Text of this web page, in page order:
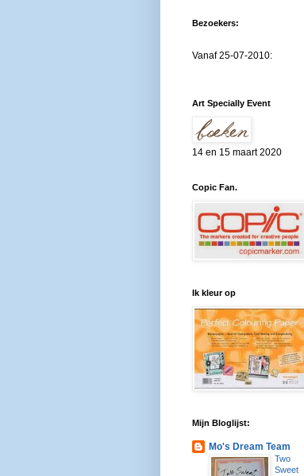
Bezoekers:
Vanaf 25-07-2010:
Art Specially Event
14 en 15 maart 2020
Copic Fan.
Ik kleur op
Mijn Bloglijst:
Mo's Dream Team
Two
Sweet